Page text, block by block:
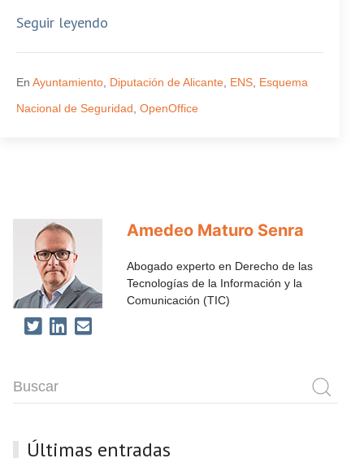
Seguir leyendo
En Ayuntamiento Diputación de Alicante ENS Esquema
Nacional de Seguridad OpenOffice
Amedeo Maturo Senra
Abogado experto en Derecho de las
Tecnologías de la Información y la
Comunicación (TIC)
Últimas entradas